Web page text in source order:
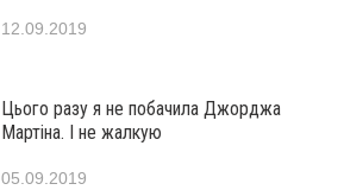
12.09.2019
Цього разу я не побачила Джорджа
Мартіна. І не жалкую
05.09.2019